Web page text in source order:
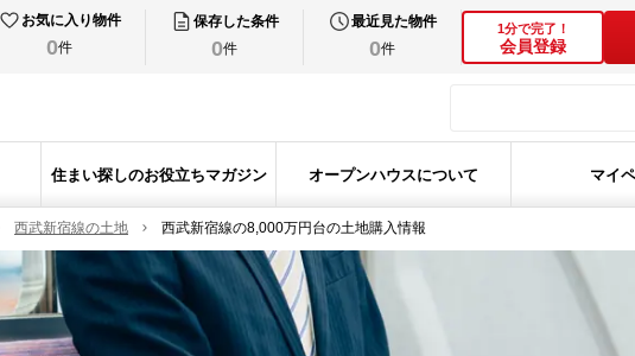
お気に入り物件
0件
保存した条件
0件
最近見た物件
0件
1分で完了！
会員登録
住まい探しのお役立ちマガジン オープンハウスについて マイ
西武新宿線の土地 西武新宿線の8,000万円台の土地購入情報